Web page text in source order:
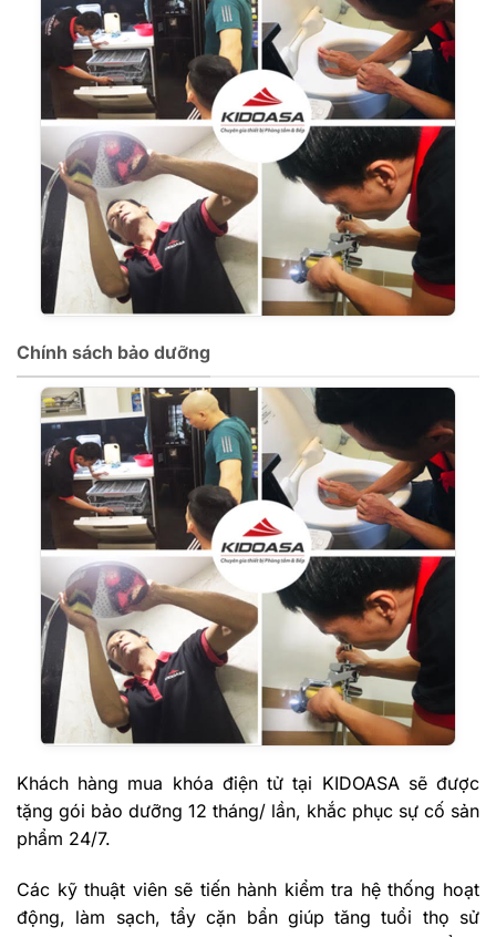
Chính sách bảo dưỡng
Khách hàng mua khóa điện tử tại KIDOASA sẽ được
tặng gói bảo dưỡng 12 tháng/ lần, khắc phục sự cố sản
phẩm 24/7.
Các kỹ thuật viên sẽ tiến hành kiểm tra hệ thống hoạt
động, làm sạch, tẩy cặn bẩn giúp tăng tuổi thọ sử